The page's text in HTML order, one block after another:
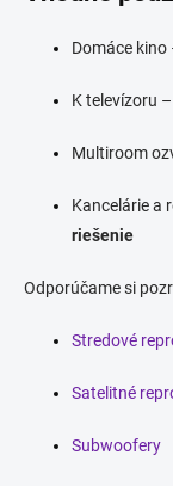
Domáce kino
K televízoru –
Multiroom
Kancelárie a
riešenie
Odporúčame si
Stredové
Satelitné
Subwoofery